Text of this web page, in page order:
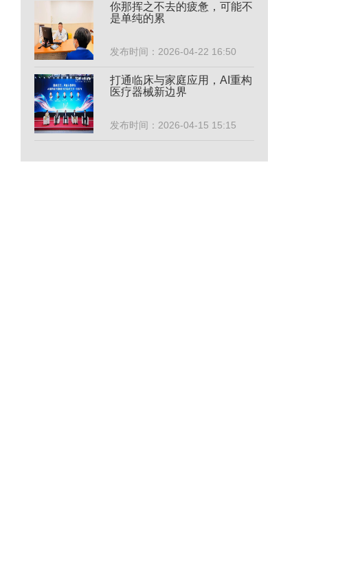
你那挥之不去的疲惫，可能不
是单纯的累
发布时间：2026-04-22 16:50
打通临床与家庭应用，AI重构
医疗器械新边界
发布时间：2026-04-15 15:15